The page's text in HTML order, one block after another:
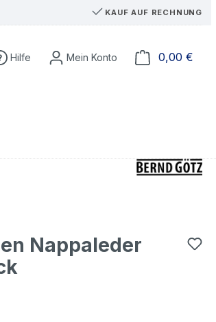
KAUF AUF RECHNUNG
auf dem Merkzettel
Hilfe 0,00 €
Nappaleder